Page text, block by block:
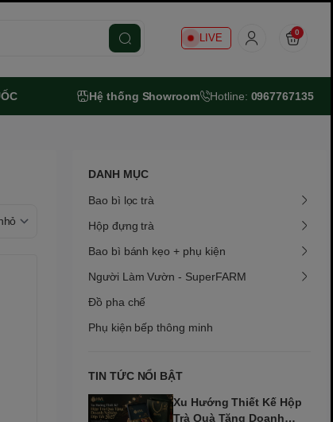
LIVE 0
Hệ thống Showroom Hotline: 0967767135
DANH MỤC
Bao bì lọc trà
Hộp đựng trà
Bao bì bánh kẹo + phụ kiện
Người Làm Vườn - SuperFARM
Đồ pha chế
Phụ kiện bếp thông minh
TIN TỨC NỔI BẬT
Xu Hướng Thiết Kế Hộp
Trà Quà Tặng Doanh